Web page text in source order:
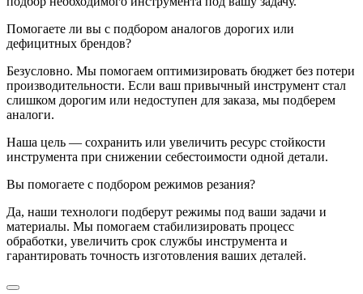
Помогаете ли вы с подбором аналогов дорогих или
дефицитных брендов?
Безусловно. Мы помогаем оптимизировать бюджет без потери
производительности. Если ваш привычный инструмент стал
слишком дорогим или недоступен для заказа, мы подберем
аналоги.
Наша цель — сохранить или увеличить ресурс стойкости
инструмента при снижении себестоимости одной детали.
Вы помогаете с подбором режимов резания?
Да, наши технологи подберут режимы под ваши задачи и
материалы. Мы помогаем стабилизировать процесс
обработки, увеличить срок службы инструмента и
гарантировать точность изготовления ваших деталей.